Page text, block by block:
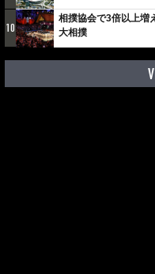
10
相撲協会で3倍以上増
大相撲